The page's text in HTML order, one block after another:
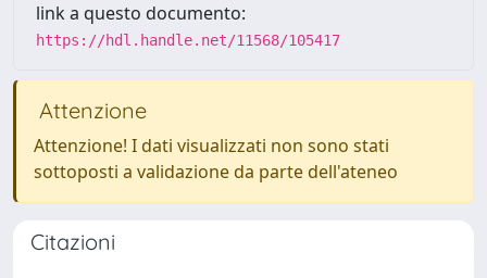
link a questo documento:
https://hdl.handle.net/11568/105417
Attenzione
Attenzione! I dati visualizzati non sono stati
sottoposti a validazione da parte dell'ateneo
Citazioni